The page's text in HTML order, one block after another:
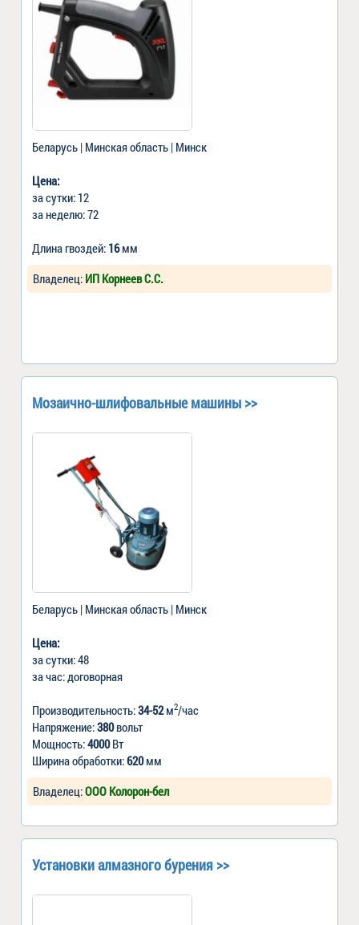
Беларусь | Минская область | Минск
Цена:
за сутки: 12
за неделю: 72
Длина гвоздей: 16мм
Владелец: ИП Корнеев С.С.
Мозаично-шлифовальные машины >>
Беларусь | Минская область | Минск
Цена:
за сутки: 48
за час: договорная
Производительность:34-52м2/час
Напряжение:380вольт
Мощность:4000Вт
Ширина обработки:620мм
Владелец:ООО Колорон-бел
Установки алмазного бурения >>